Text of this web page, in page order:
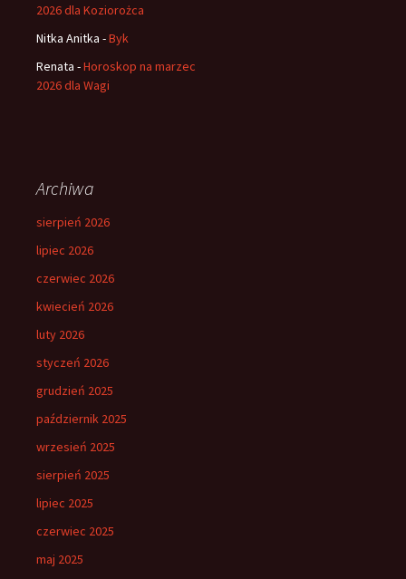
2026 dla Koziorożca
Nitka Anitka -Byk
Renata -Horoskop na marzec
2026 dla Wagi
Archiwa
sierpień 2026
lipiec 2026
czerwiec 2026
kwiecień 2026
luty 2026
styczeń 2026
grudzień 2025
październik 2025
wrzesień 2025
sierpień 2025
lipiec 2025
czerwiec 2025
maj 2025